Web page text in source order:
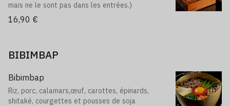
mais ne le sont pas dans les entrées.)
16,90 €
BIBIMBAP
Bibimbap
Riz, porc, calamars,œuf, carottes, épinards,
shitaké, courgettes et pousses de soja